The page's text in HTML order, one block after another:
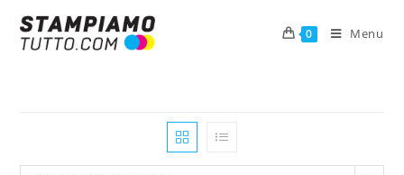
0 Menu